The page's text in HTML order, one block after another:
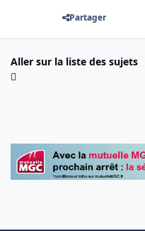
Partager
Aller sur la liste des sujets